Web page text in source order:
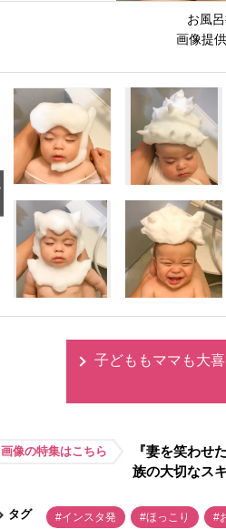
お風
画像提
子どももママも大
画像の特集はこちら
『妻を笑わ
族の大切なス
タグ #インスタ発 #ほっこり #